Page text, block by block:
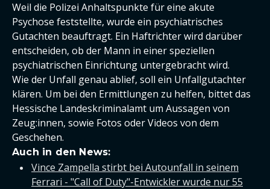
Weil die Polizei Anhaltspunkte für eine akute
Psychose feststellte, wurde ein psychiatrisches
Gutachten beauftragt. Ein Haftrichter wird darüber
entscheiden, ob der Mann in einer speziellen
psychiatrischen Einrichtung untergebracht wird.
Wie der Unfall genau ablief, soll ein Unfallgutachter
klären. Um bei den Ermittlungen zu helfen, bittet das
Hessische Landeskriminalamt um Aussagen von
Zeug:innen, sowie Fotos oder Videos von dem
Geschehen.
Auch in den News:
Vince Zampella stirbt bei Autounfall in seinem
Ferrari - "Call of Duty"-Entwickler wurde nur 55